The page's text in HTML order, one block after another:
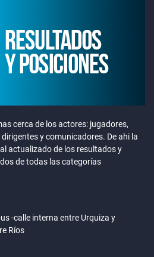
cerca de los actores: jugadores,
y comunicadores. De ahi la
actualizado de los resultados y
de todas las categorías
-calle interna entre Urquiza y
Ríos